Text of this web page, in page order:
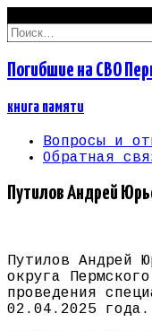
Найти:
Погибшие на СВО
книга памяти
Вопросы и
Обратная
Путилов Андрей
Путилов Андрей
округа
проведения
02.04.2025 года.